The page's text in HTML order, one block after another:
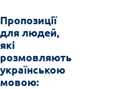
Пропозиції
для людей,
які
розмовляють
українською
мовою: